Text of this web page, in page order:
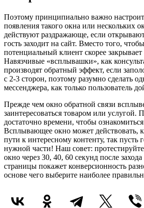
Поэтому принципиально важно
появления такого окна или нескольких
действуют раздражающе, если
гость заходит на сайт. Вместо того,
потенциальный клиент скорее закрывает
Навязчивые «всплывашки», как
производят обратный эффект, если
с 2-3 сторон, поэтому разумно сделать
мессенджера, как только пользователь
Прежде чем окно обратной связи
заинтересоваться товаром или услугой.
достаточно времени, чтобы
Всплывающее окно может действовать,
пути к интересному контенту, так пусть
нужной части! Наш совет:
окно через 30, 40, 60 секунд после
страницы покажет конверсионность
основе чего выберите наиболее